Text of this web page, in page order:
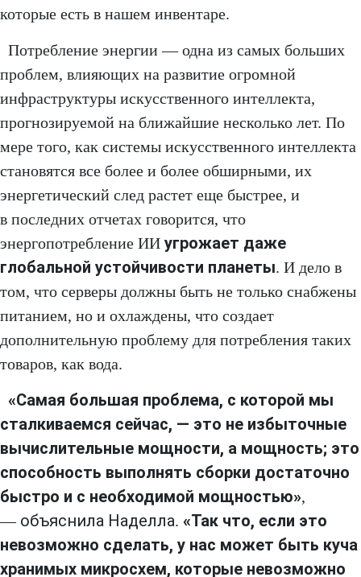
которые есть в нашем инвентаре.
Потребление энергии — одна из самых больших
проблем, влияющих на развитие огромной
инфраструктуры искусственного интеллекта,
прогнозируемой на ближайшие несколько лет. По
мере того, как системы искусственного интеллекта
становятся все более и более обширными, их
энергетический след растет еще быстрее, и
в последних отчетах говорится, что
энергопотребление ИИ угрожает даже
глобальной устойчивости планеты. И дело в
том, что серверы должны быть не только снабжены
питанием, но и охлаждены, что создает
дополнительную проблему для потребления таких
товаров, как вода.
«Самая большая проблема, с которой мы
сталкиваемся сейчас, — это не избыточные
вычислительные мощности, а мощность; это
способность выполнять сборки достаточно
быстро и с необходимой мощностью»,
— объяснила Наделла. «Так что, если это
невозможно сделать, у нас может быть куча
хранимых микросхем, которые невозможно